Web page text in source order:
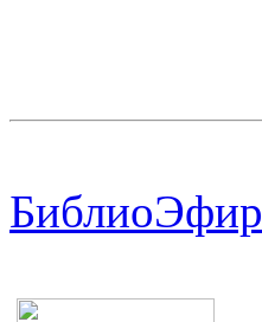
БиблиоЭфир